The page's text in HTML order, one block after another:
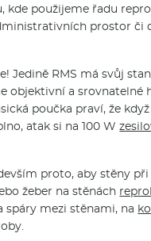
kde použijeme řadu
prostor či
Jedině RMS má svůj
objektivní a srovnatelné
poučka praví, že
atak si na 100 W
proto, aby stěny
žeber na stěnách
spáry mezi stěnami, na